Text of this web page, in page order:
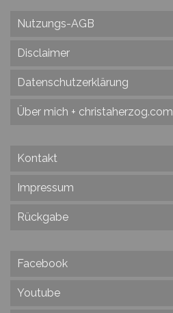
Nutzungs-AGB
Disclaimer
Datenschutzerklärung
Über mich + christaherzog.com
Kontakt
Impressum
Rückgabe
Facebook
Youtube